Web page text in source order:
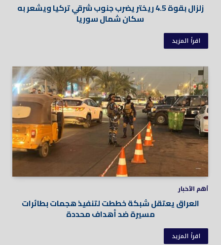
زلزال بقوة 4.5 ريختر يضرب جنوب شرقي تركيا ويشعر به
سكان شمال سوريا
اقرأ المزيد
أهم الأخبار
العراق يعتقل شبكة خططت لتنفيذ هجمات بطائرات
مسيرة ضد أهداف محددة
اقرأ المزيد